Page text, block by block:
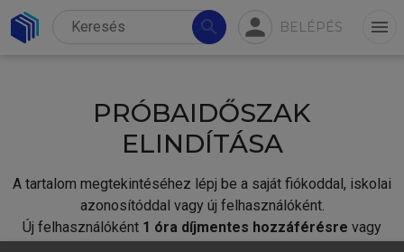
search person BELÉPÉS menu
PRÓBAIDŐSZAK
ELINDÍTÁSA
A tartalom megtekintéséhez lépj be a saját fiókoddal, iskolai
azonosítóddal vagy új felhasználóként.
Új felhasználóként 1 óra díjmentes hozzáférésre vagy